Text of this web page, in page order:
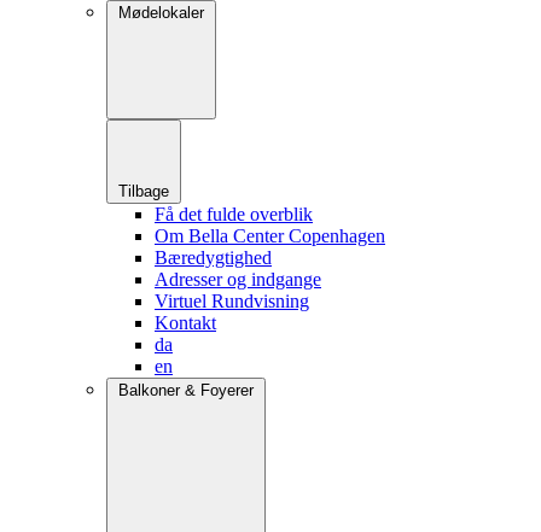
Mødelokaler
Tilbage
Få det fulde overblik
Om Bella Center Copenhagen
Bæredygtighed
Adresser og indgange
Virtuel Rundvisning
Kontakt
da
en
Balkoner & Foyerer